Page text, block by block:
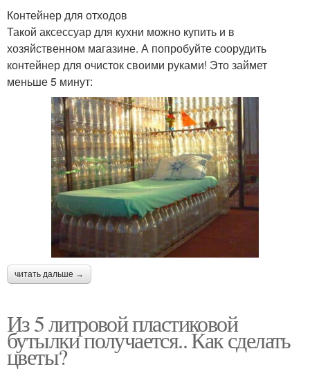
Контейнер для отходов
Такой аксессуар для кухни можно купить и в
хозяйственном магазине. А попробуйте соорудить
контейнер для очисток своими руками! Это займет
меньше 5 минут:
читать дальше →
Из 5 литровой пластиковой
бутылки получается.. Как сделать
цветы?